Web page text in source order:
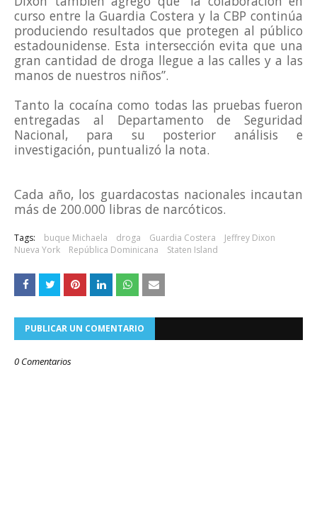
curso entre la Guardia Costera y la CBP continúa
produciendo resultados que protegen al público
estadounidense. Esta intersección evita que una
gran cantidad de droga llegue a las calles y a las
manos de nuestros niños”.
Tanto la cocaína como todas las pruebas fueron
entregadas al Departamento de Seguridad
Nacional, para su posterior análisis e
investigación, puntualizó la nota.
Cada año, los guardacostas nacionales incautan
más de 200.000 libras de narcóticos.
Tags: buque Michaela droga Guardia Costera
Jeffrey Dixon
Nueva York
República Dominicana Staten Island
PUBLICAR UN COMENTARIO
0 Comentarios